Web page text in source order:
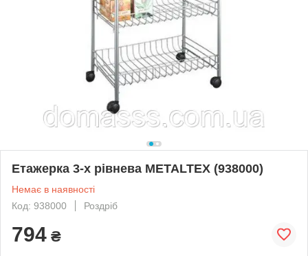
Етажерка 3-х рівнева METALTEX (938000)
Немає в наявності
Код: 938000
Роздріб
794 ₴